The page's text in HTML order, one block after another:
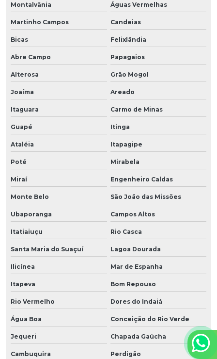
Montalvânia Águas Vermelhas
Martinho Campos Candeias
Bicas Felixlândia
Abre Campo Papagaios
Alterosa Grão Mogol
Joaíma Areado
Itaguara Carmo de Minas
Guapé Itinga
Ataléia Itapagipe
Poté Mirabela
Miraí Engenheiro Caldas
Monte Belo São João das Missões
Ubaporanga Campos Altos
Itatiaiuçu Rio Casca
Santa Maria do Suaçuí Lagoa Dourada
Ilicínea Mar de Espanha
Itapeva Bom Repouso
Rio Vermelho Dores do Indaiá
Água Boa Conceição do Rio Verde
Jequeri Chapada Gaúcha
Cambuquira Perdigão